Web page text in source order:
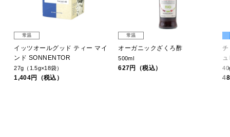
常温
イッツオールグッド ティー マイ
ンド SONNENTOR
27g（1.5g×18袋）
1,404円（税込）
常温
オーガニックざくろ酢
500ml
627円（税込）